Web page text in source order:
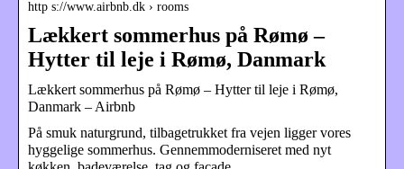
http s://www.airbnb.dk › rooms
Lækkert sommerhus på Rømø –
Hytter til leje i Rømø, Danmark
Lækkert sommerhus på Rømø – Hytter til leje i Rømø,
Danmark – Airbnb
På smuk naturgrund, tilbagetrukket fra vejen ligger vores
hyggelige sommerhus. Gennemmoderniseret med nyt